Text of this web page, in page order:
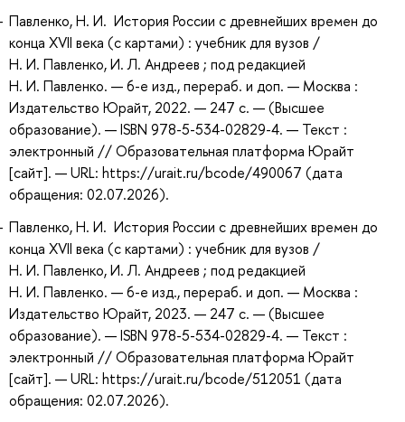
Павленко, Н. И. История России с древнейших времен до
конца XVII века (с картами) : учебник для вузов /
Н. И. Павленко, И. Л. Андреев ; под редакцией
Н. И. Павленко. — 6-е изд., перераб. и доп. — Москва :
Издательство Юрайт, 2022. — 247 с. — (Высшее
образование). — ISBN 978-5-534-02829-4. — Текст :
электронный // Образовательная платформа Юрайт
[сайт]. — URL: https://urait.ru/bcode/490067 (дата
обращения: 02.07.2026).
Павленко, Н. И. История России с древнейших времен до
конца XVII века (с картами) : учебник для вузов /
Н. И. Павленко, И. Л. Андреев ; под редакцией
Н. И. Павленко. — 6-е изд., перераб. и доп. — Москва :
Издательство Юрайт, 2023. — 247 с. — (Высшее
образование). — ISBN 978-5-534-02829-4. — Текст :
электронный // Образовательная платформа Юрайт
[сайт]. — URL: https://urait.ru/bcode/512051 (дата
обращения: 02.07.2026).